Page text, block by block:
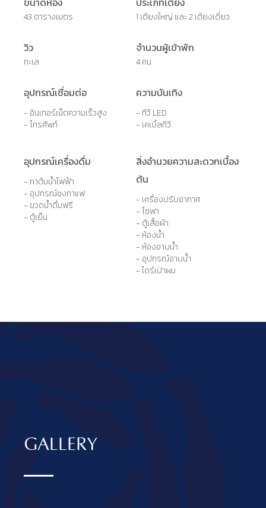
43 ตารางเมตร
วิว
ทะเล
อุปกรณ์เชื่อมต่อ
- อินเทอร์เน็ตความเร็วสูง
- โทรศัพท์
อุปกรณ์เครื่องดื่ม
- กาต้มน้ำไฟฟ้า
- อุปกรณ์ชงกาแฟ
- ขวดน้ำดื่มฟรี
- ตู้เย็น
1 เตียงใหญ่ และ 2 เตียงเดี่ยว
จำนวนผู้เข้าพัก
4 คน
ความบันเทิง
- ทีวี LED
- เคเบิ้ลทีวี
สิ่งอำนวยความสะดวกเบื้อง
ต้น
- เครื่องปรับอากาศ
- โซฟา
- ตู้เสื้อผ้า
- ห้องน้ำ
- ห้องอาบน้ำ
- อุปกรณ์อาบน้ำ
- ไดร์เป่าผม
GALLERY